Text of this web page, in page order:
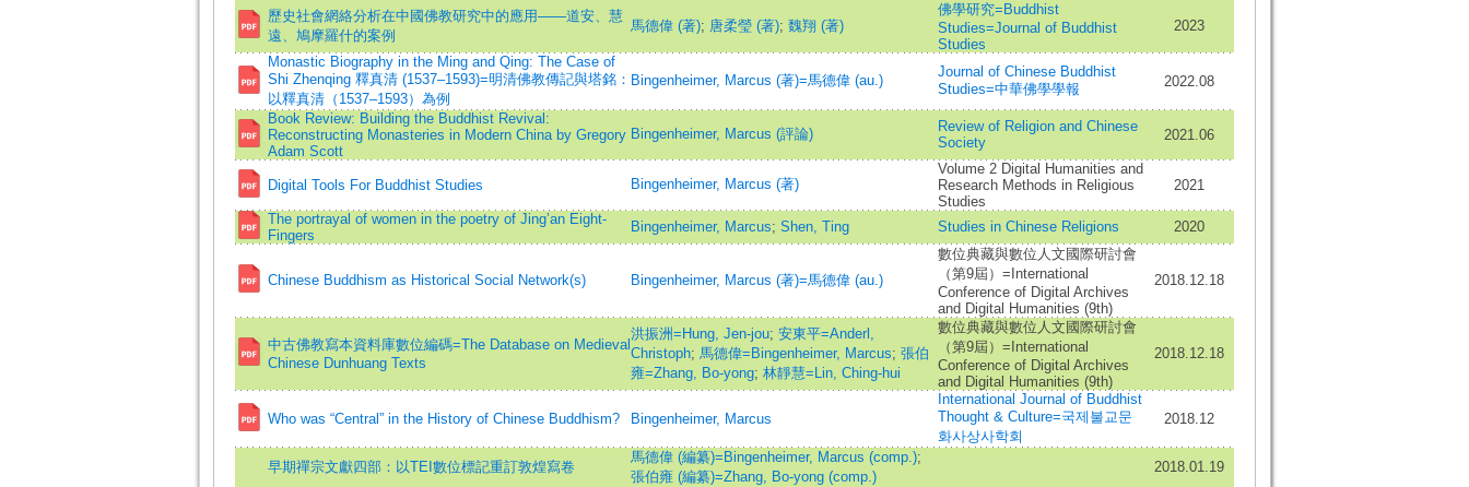
歷史社會網絡分析在中國佛教研究中的應用——道安、慧
遠、鳩摩羅什的案例
馬德偉 (著); 唐柔瑩 (著); 魏翔 (著)
佛學研究=Buddhist
Studies=Journal of Buddhist
Studies
2023
Monastic Biography in the Ming and Qing: The Case of
Shi Zhenqing 釋真清 (1537–1593)=明清佛教傳記與塔銘：
以釋真清（1537–1593）為例
Bingenheimer, Marcus (著)=馬德偉 (au.)
Journal of Chinese Buddhist
Studies=中華佛學學報
2022.08
Book Review: Building the Buddhist Revival:
Reconstructing Monasteries in Modern China by Gregory
Adam Scott
Bingenheimer, Marcus (評論)
Review of Religion and Chinese
Society
2021.06
Digital Tools For Buddhist Studies Bingenheimer, Marcus (著)
Volume 2 Digital Humanities and
Research Methods in Religious
Studies
2021
The portrayal of women in the poetry of Jing’an Eight-
Fingers
Bingenheimer, Marcus; Shen, Ting Studies in Chinese Religions 2020
Chinese Buddhism as Historical Social Network(s) Bingenheimer, Marcus (著)=馬德偉 (au.)
數位典藏與數位人文國際研討會
（第9屆）=International
Conference of Digital Archives
and Digital Humanities (9th)
2018.12.18
中古佛教寫本資料庫數位編碼=The Database on Medieval
Chinese Dunhuang Texts
洪振洲=Hung, Jen-jou; 安東平=Anderl,
Christoph; 馬德偉=Bingenheimer, Marcus; 張伯
雍=Zhang, Bo-yong; 林靜慧=Lin, Ching-hui
數位典藏與數位人文國際研討會
（第9屆）=International
Conference of Digital Archives
and Digital Humanities (9th)
2018.12.18
Who was “Central” in the History of Chinese Buddhism? Bingenheimer, Marcus
International Journal of Buddhist
Thought & Culture=국제불교문
화사상사학회
2018.12
早期禪宗文獻四部：以TEI數位標記重訂敦煌寫卷
馬德偉 (編纂)=Bingenheimer, Marcus (comp.);
張伯雍 (編纂)=Zhang, Bo-yong (comp.)
2018.01.19